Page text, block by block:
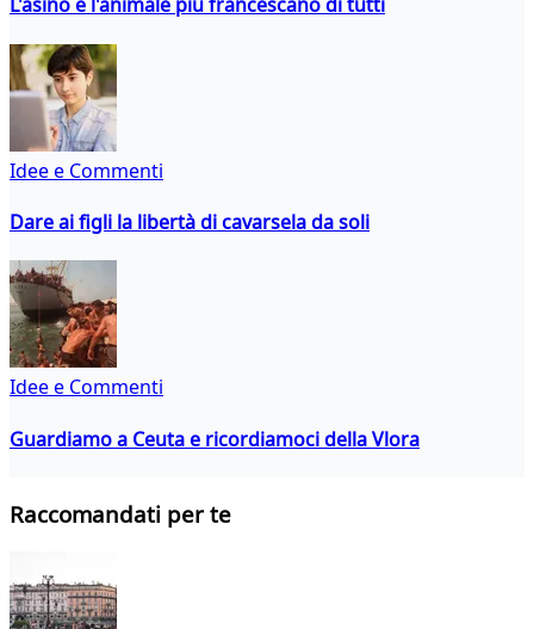
L'asino è l'animale più francescano di tutti
Idee e Commenti
Dare ai figli la libertà di cavarsela da soli
Idee e Commenti
Guardiamo a Ceuta e ricordiamoci della Vlora
Raccomandati per te